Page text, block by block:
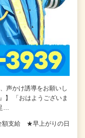
声かけ誘導をお願いし
】 「おはようございま
…
額支給 ★早上がりの日